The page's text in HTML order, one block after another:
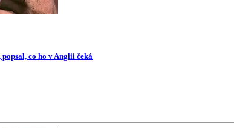
co ho v Anglii čeká